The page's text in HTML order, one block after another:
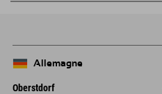
Allemagne
Oberstdorf